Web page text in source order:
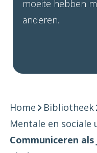
moeite hebben
anderen.
Home
Bibliotheek
Mentale en sociale
Communiceren